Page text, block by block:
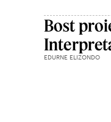
Bost
EDURNE ELIZONDO